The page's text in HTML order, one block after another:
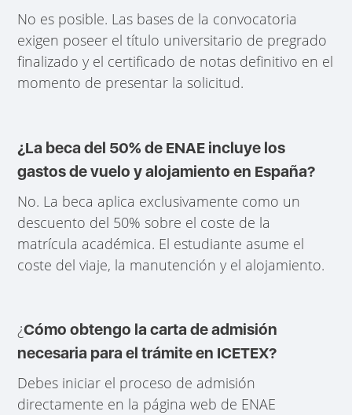
No es posible. Las bases de la convocatoria
exigen poseer el título universitario de pregrado
finalizado y el certificado de notas definitivo en el
momento de presentar la solicitud.
¿La beca del 50% de ENAE incluye los
gastos de vuelo y alojamiento en España?
No. La beca aplica exclusivamente como un
descuento del 50% sobre el coste de la
matrícula académica. El estudiante asume el
coste del viaje, la manutención y el alojamiento.
¿Cómo obtengo la carta de admisión
necesaria para el trámite en ICETEX?
Debes iniciar el proceso de admisión
directamente en la página web de ENAE